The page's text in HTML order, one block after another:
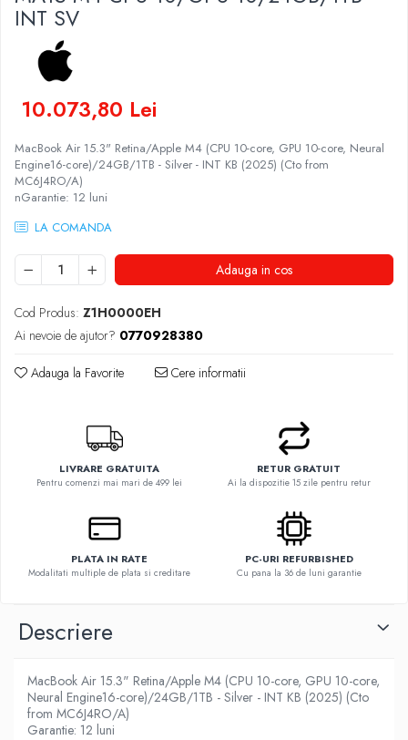
Genti Laptop
Incarcatoare laptop
Incarcatoare laptop refurbished
Standuri și Coolere Laptop
Alte accesorii
Coolere
Surse PC
Carcase
Ventilatoare carcasa
Componente Renew/Refurbished
Placi de baza REFURBISHED
Procesoare
Calculatoare All-in-One NOI
Calculatoare All-in-One RENEW
Componente All-in-One
INT SV
10.073,80 Lei
MacBook Air 15.3" Retina/Apple M4 (CPU 10-core, GPU 10-core, Neural
Engine16-core)/24GB/1TB - Silver - INT KB (2025) (Cto from
MC6J4RO/A)
nGarantie: 12 luni
LA COMANDA
Adauga in cos
Cod Produs: Z1H0000EH
Ai nevoie de ajutor? 0770928380
Adauga la Favorite Cere informatii
LIVRARE GRATUITA
Pentru comenzi mai mari de 499 lei
RETUR GRATUIT
Ai la dispozitie 15 zile pentru retur
PLATA IN RATE
Modalitati multiple de plata si creditare
PC-URI REFURBISHED
Cu pana la 36 de luni garantie
Descriere
MacBook Air 15.3" Retina/Apple M4 (CPU 10-core, GPU 10-core,
Neural Engine16-core)/24GB/1TB - Silver - INT KB (2025) (Cto
from MC6J4RO/A)
Garantie: 12 luni